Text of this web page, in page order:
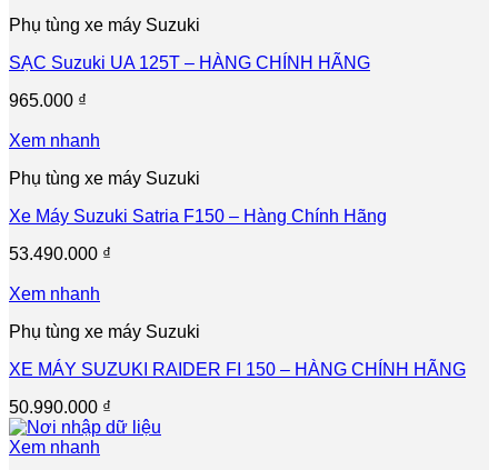
Phụ tùng xe máy Suzuki
SẠC Suzuki UA 125T – HÀNG CHÍNH HÃNG
965.000 ₫
Xem nhanh
Phụ tùng xe máy Suzuki
Xe Máy Suzuki Satria F150 – Hàng Chính Hãng
53.490.000 ₫
Xem nhanh
Phụ tùng xe máy Suzuki
XE MÁY SUZUKI RAIDER FI 150 – HÀNG CHÍNH HÃNG
50.990.000 ₫
Xem nhanh